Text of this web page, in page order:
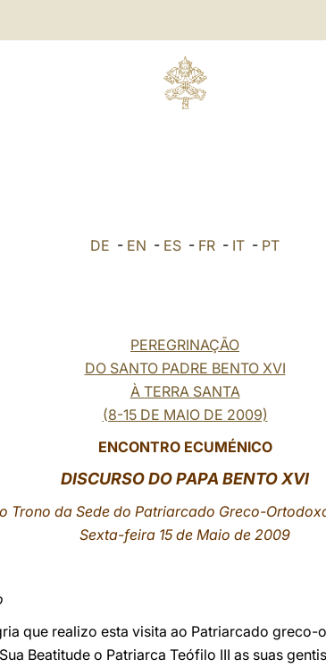
DE - EN - ES - FR - IT - PT
PEREGRINAÇÃO
DO SANTO PADRE BENTO XVI
À TERRA SANTA
(8-15 DE MAIO DE 2009)
ENCONTRO ECUMÉNICO
DISCURSO DO PAPA BENTO XVI
Trono da Sede do Patriarcado Greco-
Sexta-feira 15 de Maio de 2009
que realizo esta visita ao Patriarcado
Beatitude o Patriarca Teófilo III as suas